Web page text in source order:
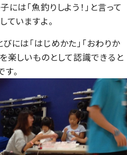
は「魚釣りしよう！」と言って
ていますよ。
には「はじめかた」「おわりか
楽しいものとして認識できると
。